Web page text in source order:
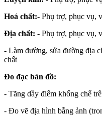
Hoá chất:- Phụ trợ, phục vụ,
Địa chất: - Phụ trợ, phục vụ,
- Làm đường, sửa đường địa
chất
Đo đạc bản đồ:
- Tăng dầy điểm khống chế
- Đo vẽ địa hình bằng ảnh